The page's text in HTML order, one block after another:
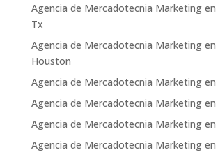
Agencia de Mercadotecnia Marketing
Tx
Agencia de Mercadotecnia Marketing
Houston
Agencia de Mercadotecnia Marketing en
Agencia de Mercadotecnia Marketing en
Agencia de Mercadotecnia Marketing
Agencia de Mercadotecnia Marketing